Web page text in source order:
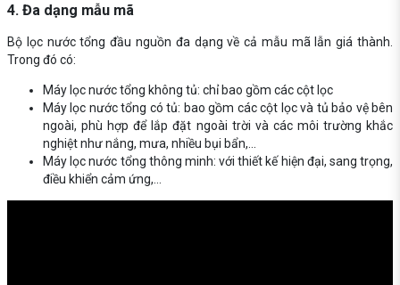
4. Đa dạng mẫu mã
Bộ lọc nước tổng đầu nguồn đa dạng về cả mẫu mã lẫn giá thành.
Trong đó có:
Máy lọc nước tổng không tủ: chỉ bao gồm các cột lọc
Máy lọc nước tổng có tủ: bao gồm các cột lọc và tủ bảo vệ bên
ngoài, phù hợp để lắp đặt ngoài trời và các môi trường khắc
nghiệt như nắng, mưa, nhiều bụi bẩn,...
Máy lọc nước tổng thông minh: với thiết kế hiện đại, sang trọng,
điều khiển cảm ứng,...